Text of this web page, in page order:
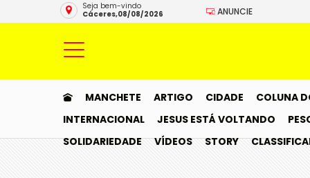
Seja bem-vindo
Cáceres,08/08/2026
ANUNCIE
MANCHETE ARTIGO CIDADE
COLUNA
INTERNACIONAL
JESUS ESTÁ VOLTANDO
SOLIDARIEDADE
VÍDEOS STORY